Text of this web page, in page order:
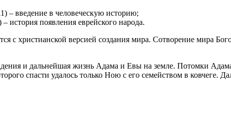
– введение в человеческую историю;
история появления еврейского народа.
с христианской версией создания мира. Сотворение мира
и дальнейшая жизнь Адама и Евы на земле. Потомки
спасти удалось только Ною с его семейством в ковчеге.